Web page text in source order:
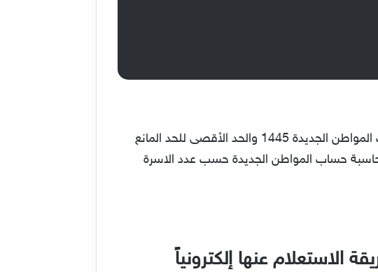
كما وكشف برنامج حساب المواطن قيمة الدعم المٌقدم للأفراد وذلك وفق شروط دعم حساب المواطن الجديدة 1445 والحد الأقصى للحد المانع
حساب المواطن الجديدة حسب عدد الاسرة